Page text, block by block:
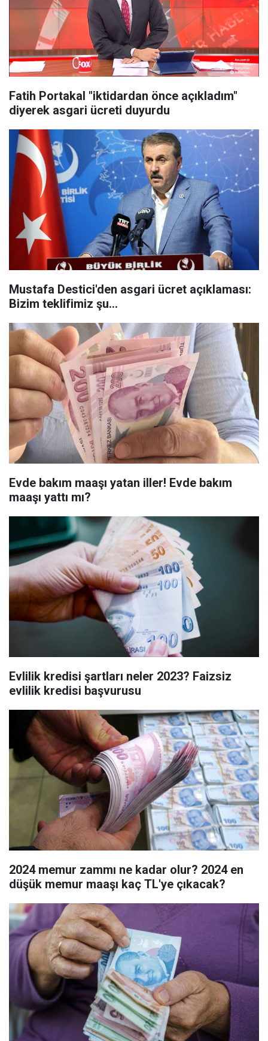
Fatih Portakal "iktidardan önce açıkladım"
diyerek asgari ücreti duyurdu
Mustafa Destici'den asgari ücret açıklaması:
Bizim teklifimiz şu...
Evde bakım maaşı yatan iller! Evde bakım
maaşı yattı mı?
Evlilik kredisi şartları neler 2023? Faizsiz
evlilik kredisi başvurusu
2024 memur zammı ne kadar olur? 2024 en
düşük memur maaşı kaç TL'ye çıkacak?